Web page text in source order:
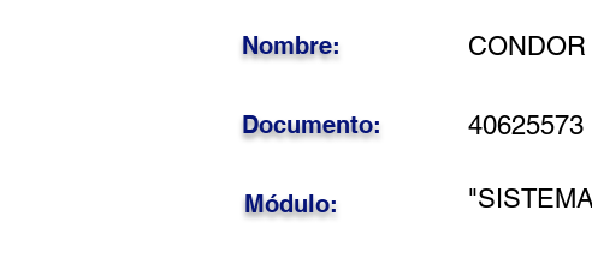
Nombre:
40625573
Documento:
Módulo: